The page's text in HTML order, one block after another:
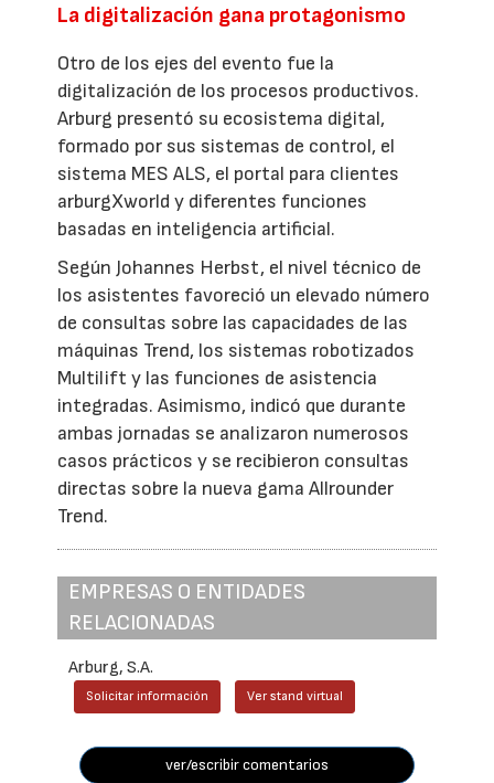
La digitalización gana protagonismo
Otro de los ejes del evento fue la
digitalización de los procesos productivos.
Arburg presentó su ecosistema digital,
formado por sus sistemas de control, el
sistema MES ALS, el portal para clientes
arburgXworld y diferentes funciones
basadas en inteligencia artificial.
Según Johannes Herbst, el nivel técnico de
los asistentes favoreció un elevado número
de consultas sobre las capacidades de las
máquinas Trend, los sistemas robotizados
Multilift y las funciones de asistencia
integradas. Asimismo, indicó que durante
ambas jornadas se analizaron numerosos
casos prácticos y se recibieron consultas
directas sobre la nueva gama Allrounder
Trend.
EMPRESAS O ENTIDADES
RELACIONADAS
Arburg, S.A.
Solicitar información Ver stand virtual
ver/escribir comentarios